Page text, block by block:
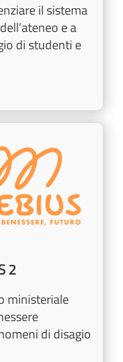
il sistema
e a
di studenti e
2
ministeriale
di disagio